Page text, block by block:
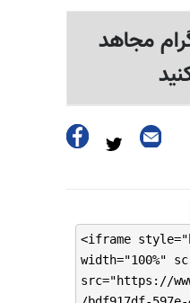
مجاهد
<iframe
width="100%"
src="https://